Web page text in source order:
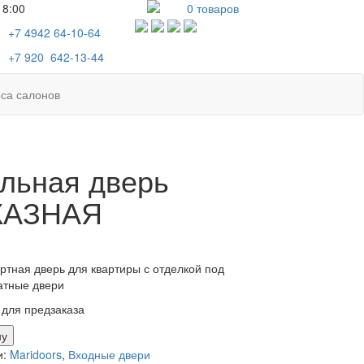
+7 494264-10-64
+7920 642-13-44
0 товаров
салонов
дверь
дверь для квартиры с отделкой под
двери
предзаказа
Maridoors, Входные двери